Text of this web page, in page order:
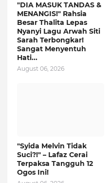
"DIA MASUK TANDAS &
MENANGIS!" Rahsia
Besar Thalita Lepas
Nyanyi Lagu Arwah Siti
Sarah Terbongkar!
Sangat Menyentuh
Hati...
August 06, 2026
"Syida Melvin Tidak
Suci?!" – Lafaz Cerai
Terpaksa Tangguh 12
Ogos Ini!